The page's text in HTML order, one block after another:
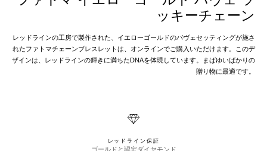
ッキーチェーン
レッドラインの工房で製作された、イエローゴールドのパヴェセッティングが施さ
れたファトマチェーンブレスレットは、オンラインでご購入いただけます。このデ
ザインは、レッドラインの輝きに満ちたDNAを体現しています。まばゆいばかりの
贈り物に最適です。
レッドライン保証
ゴールドと認定ダイヤモンド